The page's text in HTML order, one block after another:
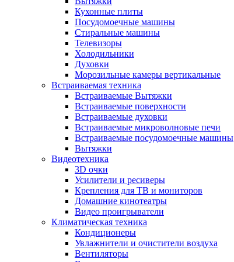
Кухонные плиты
Посудомоечные машины
Стиральные машины
Телевизоры
Холодильники
Духовки
Морозильные камеры вертикальные
Встраиваемая техника
Встраиваемые Вытяжки
Встраиваемые поверхности
Встраиваемые духовки
Встраиваемые микроволновые печи
Встраиваемые посудомоечные машины
Вытяжки
Видеотехника
3D очки
Усилители и ресиверы
Крепления для ТВ и мониторов
Домашние кинотеатры
Видео проигрыватели
Климатическая техника
Кондиционеры
Увлажнители и очистители воздуха
Вентиляторы